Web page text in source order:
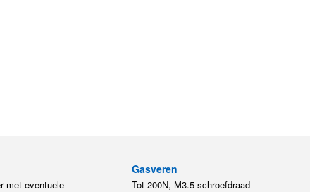
met eventuele
Gasveren
Tot 200N, M3.5 schroefdraad